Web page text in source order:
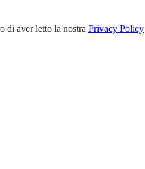
di aver letto la nostra Privacy Policy